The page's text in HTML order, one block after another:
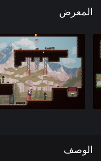
المعرض
الوصف